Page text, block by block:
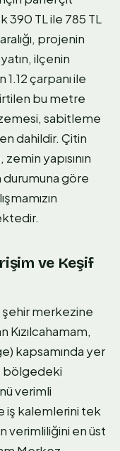
390 TL ile 785 TL
projenin
ilçenin
çarpanı ile
bu metre
sabitleme
dahildir. Çitin
yapısının
göre
ve Keşif
şehir merkezine
Kızılcahamam,
kapsamında yer
bölgedeki
verimli
iş kalemlerini tek
verimliliğini en üst